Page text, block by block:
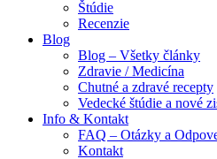
Štúdie
Recenzie
Blog
Blog – Všetky články
Zdravie / Medicína
Chutné a zdravé recepty
Vedecké štúdie a nové
Info & Kontakt
FAQ – Otázky a
Kontakt